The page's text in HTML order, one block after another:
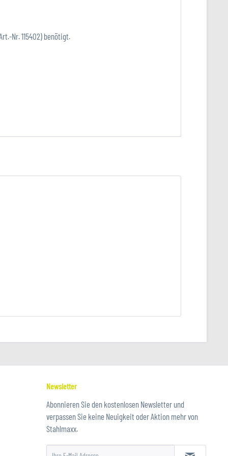
Nr. 115402) benötigt.
Newsletter
Abonnieren Sie den kostenlosen Newsletter und
verpassen Sie keine Neuigkeit oder Aktion mehr von
Stahlmaxx.